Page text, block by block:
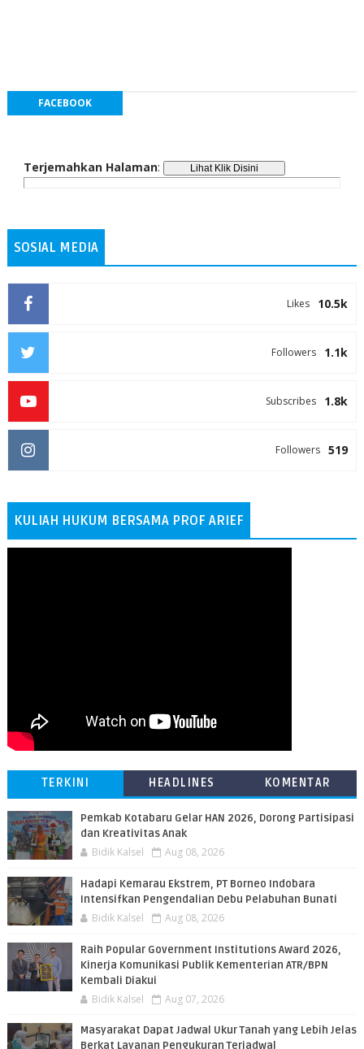
FACEBOOK
Terjemahkan Halaman:
SOSIAL MEDIA
10.5k
Likes
1.1k
Followers
1.8k
Subscribes
519
Followers
KULIAH HUKUM BERSAMA PROF ARIEF
TERKINI HEADLINES KOMENTAR
Pemkab Kotabaru Gelar HAN 2026, Dorong Partisipasi
dan Kreativitas Anak
Bidik Kalsel Aug 08, 2026
​Hadapi Kemarau Ekstrem, PT Borneo Indobara
Intensifkan Pengendalian Debu Pelabuhan Bunati
Bidik Kalsel Aug 08, 2026
Raih Popular Government Institutions Award 2026,
Kinerja Komunikasi Publik Kementerian ATR/BPN
Kembali Diakui
Bidik Kalsel Aug 07, 2026
Masyarakat Dapat Jadwal Ukur Tanah yang Lebih Jelas
Berkat Layanan Pengukuran Terjadwal